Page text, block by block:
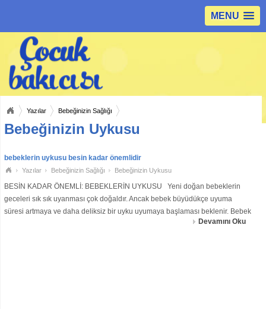
MENU
Yazılar Bebeğinizin Sağlığı
Bebeğinizin Uykusu
bebeklerin uykusu besin kadar önemlidir
Yazılar Bebeğinizin Sağlığı Bebeğinizin Uykusu
BESİN KADAR ÖNEMLİ: BEBEKLERİN UYKUSU Yeni doğan bebeklerin
geceleri sık sık uyanması çok doğaldır. Ancak bebek büyüdükçe uyuma
süresi artmaya ve daha deliksiz bir uyku uyumaya başlaması beklenir. Bebek
için, her şeyde olduğu gibi uykuda da düzen çok önemlidir. İlk aylardan
Devamını Oku